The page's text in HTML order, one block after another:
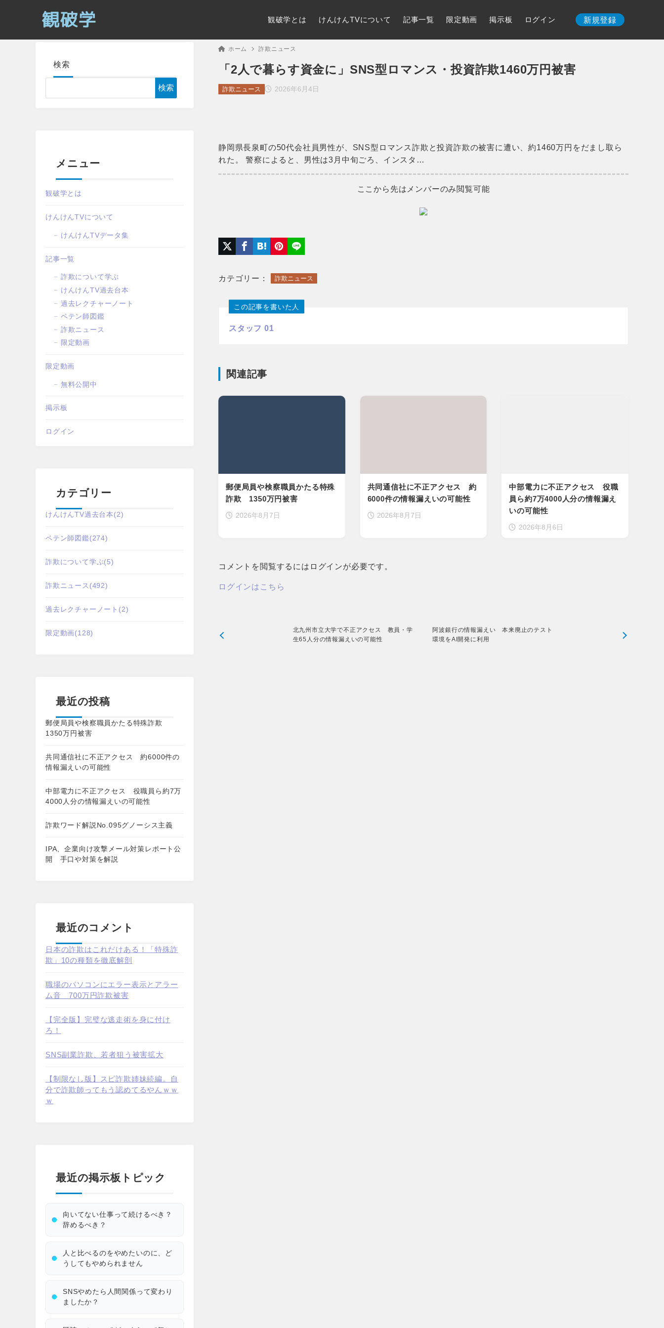
観破学とは けんけんTVについて 記事一覧 限定動画 掲示板 ログイン 新規登録
ホーム 詐欺ニュース
「2人で暮らす資金に」SNS型ロマンス・投資詐欺1460万円被害
2026年6月4日
詐欺ニュース
静岡県長泉町の50代会社員男性が、SNS型ロマンス詐欺と投資詐欺の被害に遭い、約1460万円をだまし取ら
れた。 警察によると、男性は3月中旬ごろ、インスタ…
ここから先はメンバーのみ閲覧可能
カテゴリー： 詐欺ニュース
この記事を書いた人
スタッフ 01
関連記事
郵便局員や検察職員かたる特殊
詐欺 1350万円被害
2026年8月7日
共同通信社に不正アクセス 約
6000件の情報漏えいの可能性
2026年8月7日
中部電力に不正アクセス 役職
員ら約7万4000人分の情報漏え
いの可能性
2026年8月6日
コメントを閲覧するにはログインが必要です。
ログインはこちら
北九州市立大学で不正アクセス 教員・学
生65人分の情報漏えいの可能性
阿波銀行の情報漏えい 本来廃止のテスト
環境をAI開発に利用
検索
検索
メニュー
観破学とは
けんけんTVについて
けんけんTVデータ集
記事一覧
詐欺について学ぶ
けんけんTV過去台本
過去レクチャーノート
ペテン師図鑑
詐欺ニュース
限定動画
限定動画
無料公開中
掲示板
ログイン
カテゴリー
けんけんTV過去台本(2)
ペテン師図鑑(274)
詐欺について学ぶ(5)
詐欺ニュース (492)
過去レクチャーノート (2)
限定動画(128)
最近の投稿
郵便局員や検察職員かたる特殊詐欺
1350万円被害
共同通信社に不正アクセス 約6000件の
情報漏えいの可能性
中部電力に不正アクセス 役職員ら約7万
4000人分の情報漏えいの可能性
詐欺ワード解説No.095グノーシス主義
IPA、企業向け攻撃メール対策レポート公
開 手口や対策を解説
最近のコメント
日本の詐欺はこれだけある！「特殊詐
欺」10の種類を徹底解剖
職場のパソコンにエラー表示とアラー
ム音 700万円詐欺被害
【完全版】完璧な逃走術を身に付け
ろ！
SNS副業詐欺、若者狙う被害拡大
【制限なし版】スピ詐欺姉妹続編。自
分で詐欺師ってもう認めてるやんｗｗ
ｗ
最近の掲示板トピック
向いてない仕事って続けるべき？
辞めるべき？
人と比べるのをやめたいのに、ど
うしてもやめられません
SNSやめたら人間関係って変わり
ましたか？